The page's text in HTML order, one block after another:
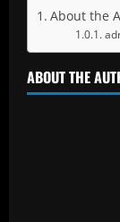
About the
ABOUT THE